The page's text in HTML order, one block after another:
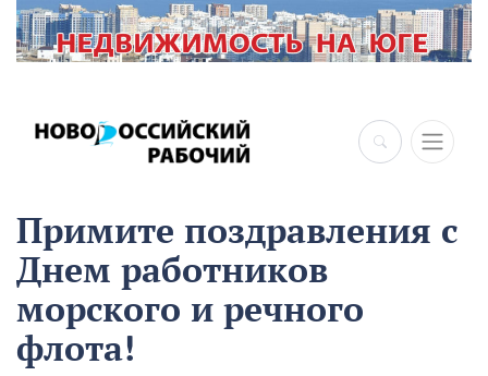
×
Примите поздравления с
Днем работников
морского и речного
флота!